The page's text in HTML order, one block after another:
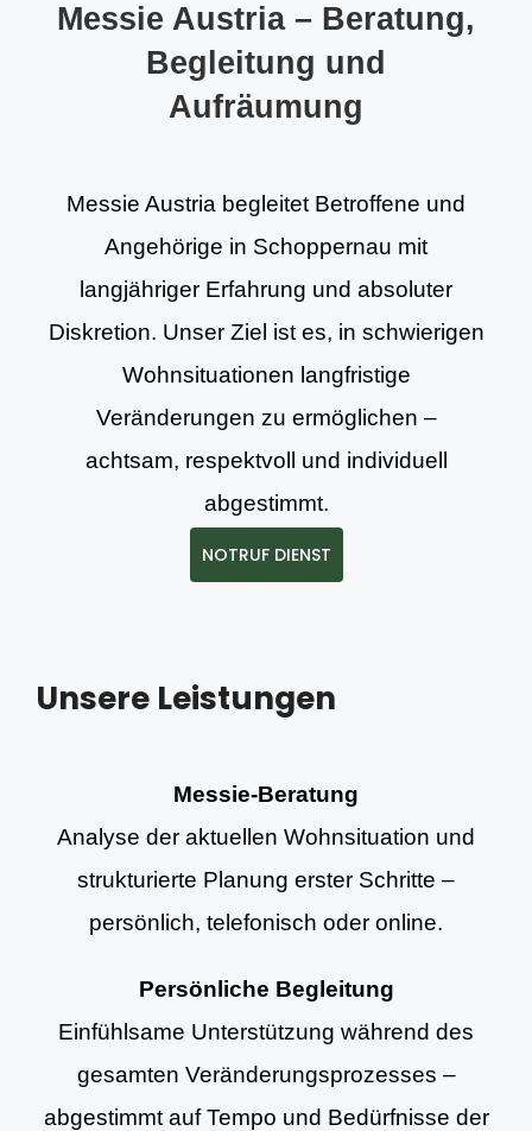
Messie Austria – Beratung,
Begleitung und
Aufräumung
Messie Austria begleitet Betroffene und
Angehörige in Schoppernau mit
langjähriger Erfahrung und absoluter
Diskretion. Unser Ziel ist es, in schwierigen
Wohnsituationen langfristige
Veränderungen zu ermöglichen –
achtsam, respektvoll und individuell
abgestimmt.
NOTRUF DIENST
Unsere Leistungen
Messie-Beratung
Analyse der aktuellen Wohnsituation und
strukturierte Planung erster Schritte –
persönlich, telefonisch oder online.
Persönliche Begleitung
Einfühlsame Unterstützung während des
gesamten Veränderungsprozesses –
abgestimmt auf Tempo und Bedürfnisse der